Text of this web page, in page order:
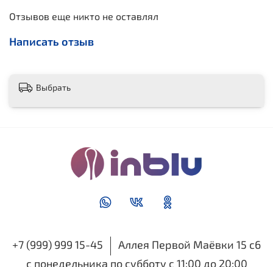
Отзывов еще никто не оставлял
Написать отзыв
Выбрать
+7 (999) 999 15-45
Аллея Первой Маёвки 15 с6
с понедельника по субботу с 11:00 до 20:00